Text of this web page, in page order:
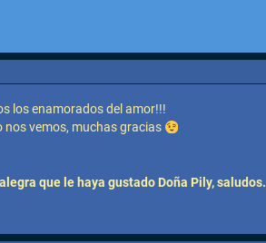
los enamorados del amor!!!
nos vemos, muchas gracias
que le haya gustado Doña Pily, saludos.